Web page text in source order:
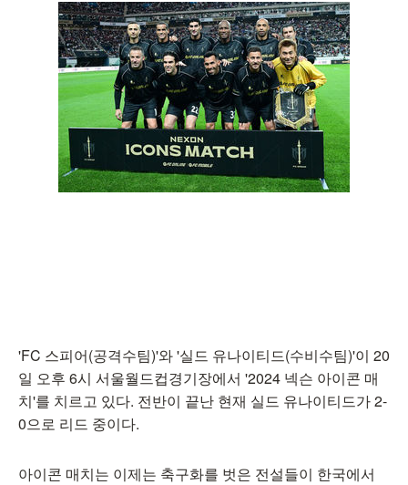
'FC 스피어(공격수팀)'와 '실드 유나이티드(수비수팀)'이 20
일 오후 6시 서울월드컵경기장에서 '2024 넥슨 아이콘 매
치'를 치르고 있다. 전반이 끝난 현재 실드 유나이티드가 2-
0으로 리드 중이다.
아이콘 매치는 이제는 축구화를 벗은 전설들이 한국에서